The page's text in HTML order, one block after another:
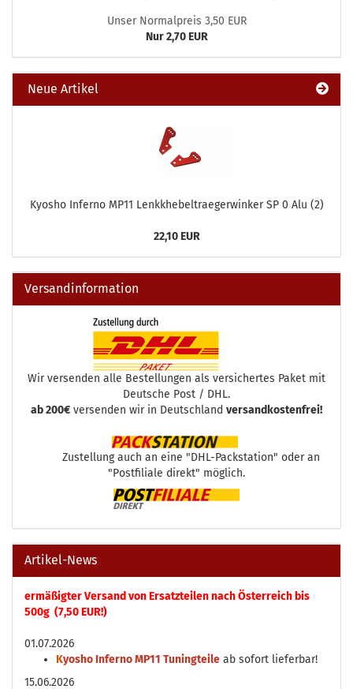
Unser Normalpreis 3,50 EUR
Nur 2,70 EUR
Neue Artikel
Kyosho Inferno MP11 Lenkkhebeltraegerwinker SP 0 Alu (2)
22,10 EUR
Versandinformation
Wir versenden alle Bestellungen als versichertes Paket mit
Deutsche Post / DHL.
ab 200€ versenden wir in Deutschland versandkostenfrei!
Zustellung auch an eine "DHL-Packstation" oder an
"Postfiliale direkt" möglich.
Artikel-News
ermäßigter Versand von Ersatzteilen nach Österreich bis
500g (7,50 EUR!)
01.07.2026
Kyosho Inferno MP11 Tuningteile ab sofort lieferbar!
15.06.2026